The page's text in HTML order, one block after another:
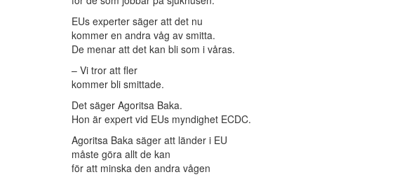
EUs experter säger att det nu
kommer en andra våg av smitta.
De menar att det kan bli som i våras.
– Vi tror att fler
kommer bli smittade.
Det säger Agoritsa Baka.
Hon är expert vid EUs myndighet ECDC.
Agoritsa Baka säger att länder i EU
måste göra allt de kan
för att minska den andra vågen